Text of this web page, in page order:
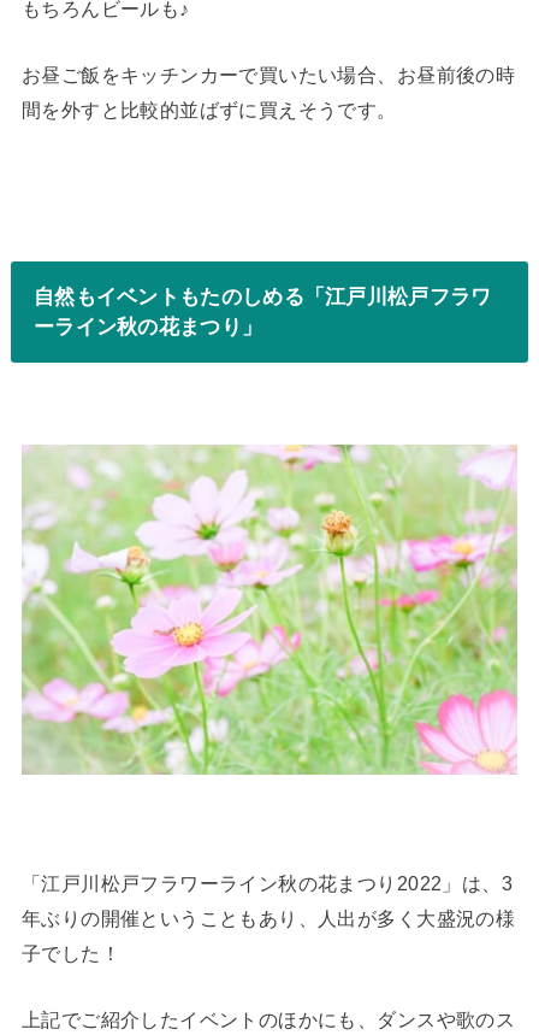
もちろんビールも♪
お昼ご飯をキッチンカーで買いたい場合、お昼前後の時
間を外すと比較的並ばずに買えそうです。
自然もイベントもたのしめる「江戸川松戸フラワ
ーライン秋の花まつり」
「江戸川松戸フラワーライン秋の花まつり2022」は、3
年ぶりの開催ということもあり、人出が多く大盛況の様
子でした！
上記でご紹介したイベントのほかにも、ダンスや歌のス